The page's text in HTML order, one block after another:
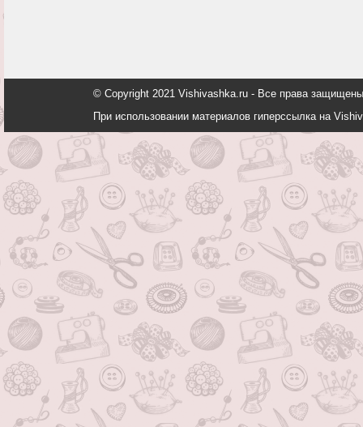
© Copyright 2021 Vishivashka.ru - Все права
При использовании материалов гиперссылка на